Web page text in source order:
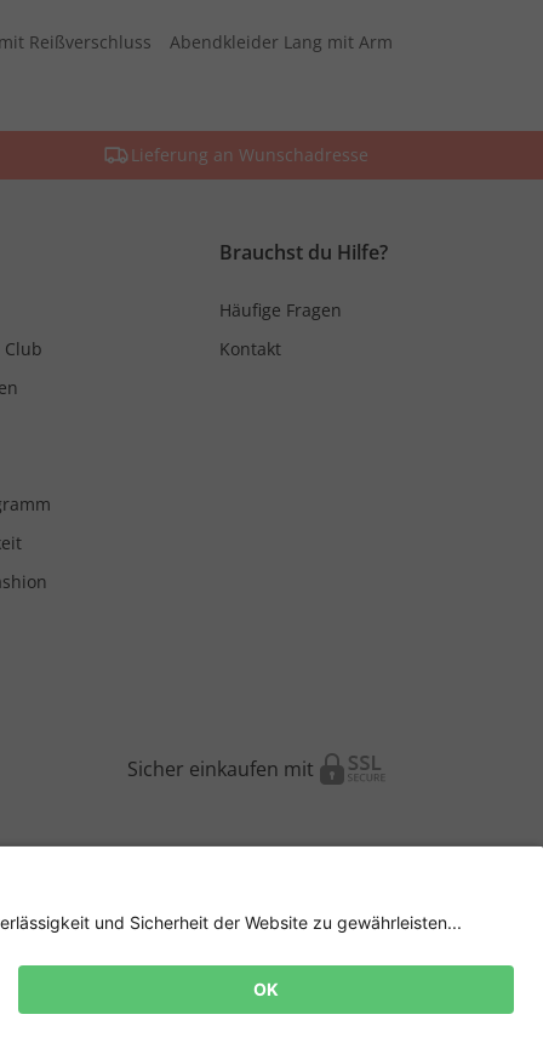
Reißverschluss
Abendkleider Lang mit Arm
Lieferung an Wunschadresse
Club
Brauchst du Hilfe?
Häufige Fragen
Kontakt
Sicher einkaufen mit